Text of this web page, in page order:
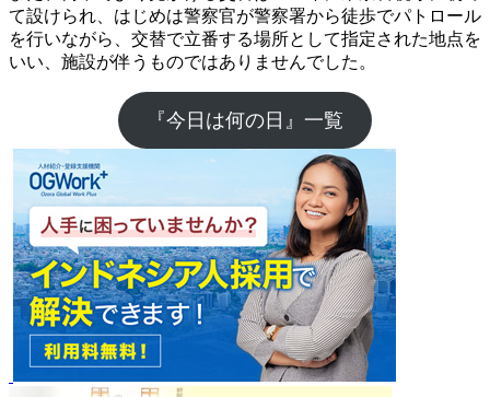
て設けられ、はじめは警察官が警察署から徒歩でパトロール
を行いながら、交替で立番する場所として指定された地点を
いい、施設が伴うものではありませんでした。
『今日は何の日』一覧